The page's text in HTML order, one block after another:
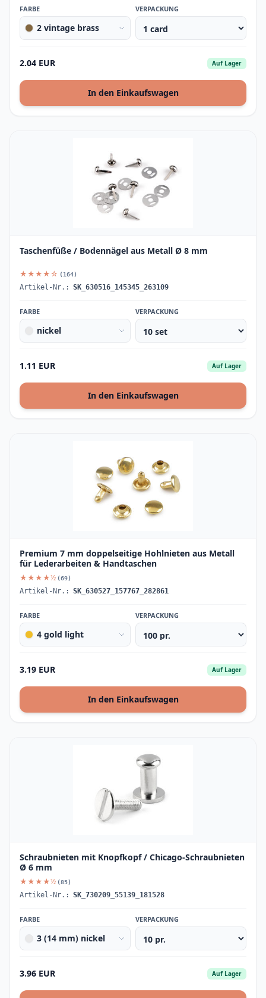
FARBE
2 vintage brass
VERPACKUNG
2.04 EUR Auf Lager
In den Einkaufswagen
Taschenfüße / Bodennägel aus Metall Ø 8 mm
★★★★☆ (164)
Artikel-Nr.: SK_630516_145345_263109
FARBE
nickel
VERPACKUNG
1.11 EUR Auf Lager
In den Einkaufswagen
Premium 7 mm doppelseitige Hohlnieten aus Metall
für Lederarbeiten & Handtaschen
★★★★½ (69)
Artikel-Nr.: SK_630527_157767_282861
FARBE
4 gold light
VERPACKUNG
3.19 EUR Auf Lager
In den Einkaufswagen
Schraubnieten mit Knopfkopf / Chicago-Schraubnieten
Ø 6 mm
★★★★½ (85)
Artikel-Nr.: SK_730209_55139_181528
FARBE
3 (14 mm) nickel
VERPACKUNG
3.96 EUR Auf Lager